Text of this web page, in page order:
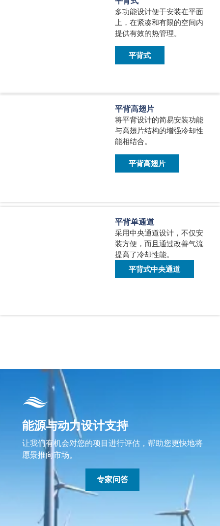
多功能设计便于安装在平面
上，在紧凑和有限的空间内
提供有效的热管理。
平背式
平背高翅片
将平背设计的简易安装功能
与高翅片结构的增强冷却性
能相结合。
平背高翅片
平背单通道
采用中央通道设计，不仅安
装方便，而且通过改善气流
提高了冷却性能。
平背式中央通道
能源与动力设计支持
让我们有机会对您的项目进行评估，帮助您更快地将
愿景推向市场。
专家问答